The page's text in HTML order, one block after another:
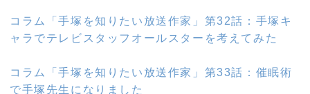
コラム「手塚を知りたい放送作家」第32話：手塚キ
ャラでテレビスタッフオールスターを考えてみた
コラム「手塚を知りたい放送作家」第33話：催眠術
で手塚先生になりました